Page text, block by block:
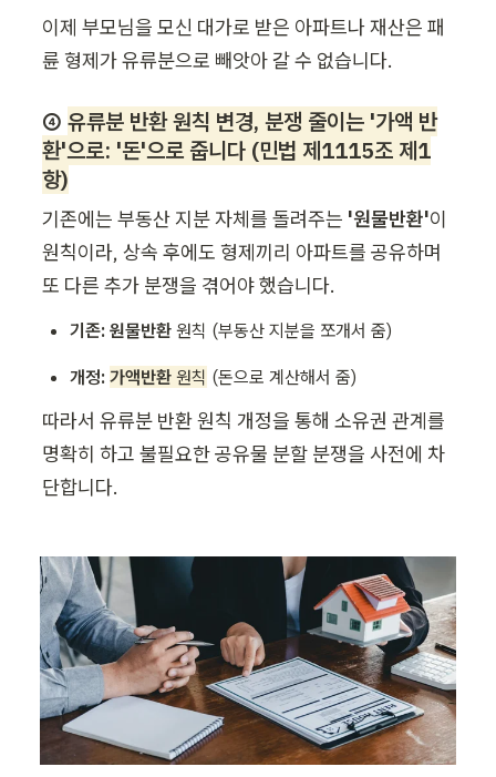
이제 부모님을 모신 대가로 받은 아파트나 재산은 패
륜 형제가 유류분으로 빼앗아 갈 수 없습니다.
④ 유류분 반환 원칙 변경, 분쟁 줄이는 '가액 반
환'으로: '돈'으로 줍니다 (민법 제1115조 제1
항)
기존에는 부동산 지분 자체를 돌려주는 '원물반환'이
원칙이라, 상속 후에도 형제끼리 아파트를 공유하며
또 다른 추가 분쟁을 겪어야 했습니다.
기존: 원물반환 원칙 (부동산 지분을 쪼개서 줌)
개정: 가액반환 원칙 (돈으로 계산해서 줌)
따라서 유류분 반환 원칙 개정을 통해 소유권 관계를
명확히 하고 불필요한 공유물 분할 분쟁을 사전에 차
단합니다.